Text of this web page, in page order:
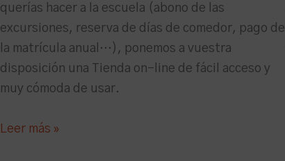
querías hacer a la escuela (abono de las
excursiones, reserva de días de comedor, pago de
la matrícula anual…), ponemos a vuestra
disposición una Tienda on-line de fácil acceso y
muy cómoda de usar.
Leer más »